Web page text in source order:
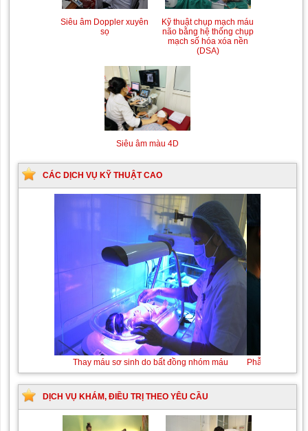
Siêu âm Doppler xuyên
sọ
Kỹ thuật chụp mạch máu
não bằng hệ thống chụp
mạch số hóa xóa nền
(DSA)
Siêu âm màu 4D
CÁC DỊCH VỤ KỸ THUẬT CAO
Thay máu sơ sinh do bất đồng nhóm máu
DỊCH VỤ KHÁM, ĐIỀU TRỊ THEO YÊU CẦU